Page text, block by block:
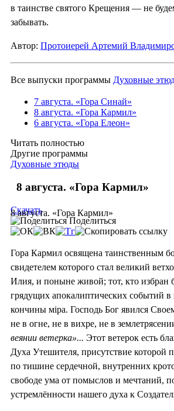
в таинстве святого Крещения — не
забывать.
Автор: Протоиерей Артемий
Все выпуски программы Духовные
7 августа. «Гора Синай»
8 августа. «Гора Кармил»
6 августа. «Гора Елеон»
Читать полностью
Другие программы
Духовные этюды
8 августа. «Гора Кармил»
8 августа. «Гора Кармил»
Скачать
Поделиться
Гора Кармил освящена таинственным
свидетелем которого стал великий
Илия, и поныне живой; тот, кто избран
грядущих апокалиптических событий в
кончины мiра. Господь Бог явился
не в огне, не в вихре, не в
веянии ветерка»... Этот ветерок есть
Духа Утешителя, присутствие которой
по тишине сердечной, внутренних
свободе ума от помыслов и мечтаний,
устремлённости нашего духа к